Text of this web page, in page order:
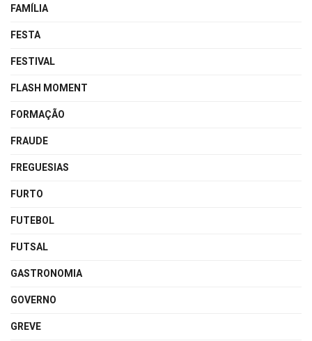
FAMÍLIA
FESTA
FESTIVAL
FLASH MOMENT
FORMAÇÃO
FRAUDE
FREGUESIAS
FURTO
FUTEBOL
FUTSAL
GASTRONOMIA
GOVERNO
GREVE